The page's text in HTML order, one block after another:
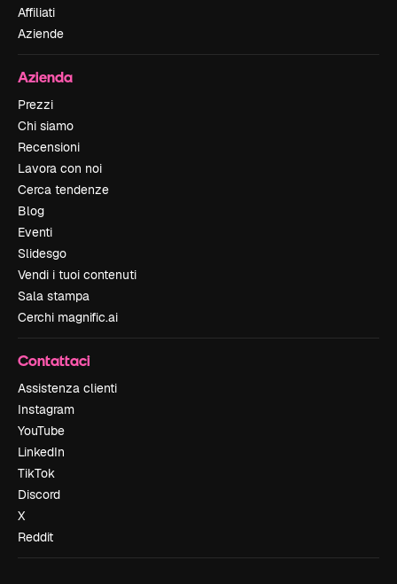
Affiliati
Aziende
Azienda
Prezzi
Chi siamo
Recensioni
Lavora con noi
Cerca tendenze
Blog
Eventi
Slidesgo
Vendi i tuoi contenuti
Sala stampa
Cerchi magnific.ai
Contattaci
Assistenza clienti
Instagram
YouTube
LinkedIn
TikTok
Discord
X
Reddit